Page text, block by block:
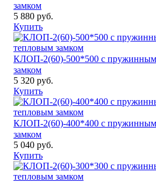
замком
5 880 руб.
Купить
КЛОП-2(60)-500*500 с
замком
5 320 руб.
Купить
КЛОП-2(60)-400*400 с
замком
5 040 руб.
Купить